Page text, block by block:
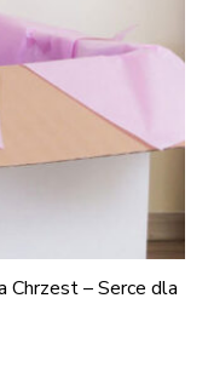
Chrzest – Serce dla